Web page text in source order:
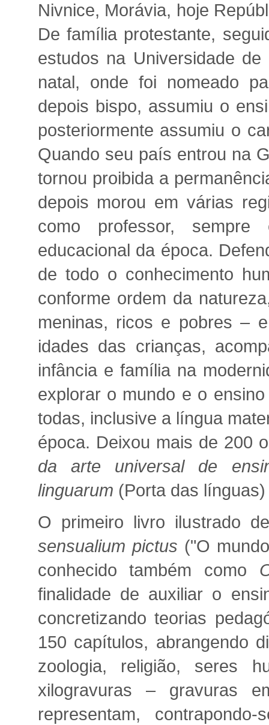
Nivnice, Morávia, hoje
De família protestante,
estudos na Universidade
natal, onde foi nomeado
depois bispo, assumiu o
posteriormente assumiu o
Quando seu país entrou na
tornou proibida a
depois morou em várias
como professor, sempre
educacional da época.
de todo o conhecimento
conforme ordem da
meninas, ricos e pobres –
idades das crianças,
infância e família na
explorar o mundo e o
todas, inclusive a língua
época. Deixou mais de 200
da arte universal de
linguarum (Porta das
O primeiro livro ilustrado
sensualium pictus ("O
conhecido também como
finalidade de auxiliar o
concretizando teorias
150 capítulos, abrangendo
zoologia, religião, seres
xilogravuras – gravuras
representam,